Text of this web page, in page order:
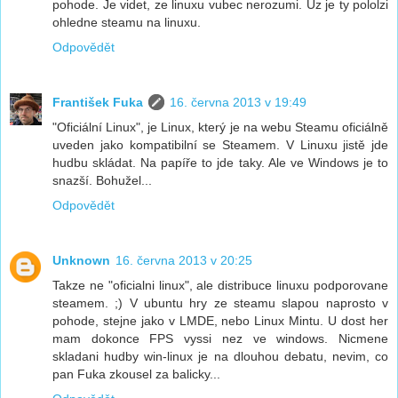
pohode. Je videt, ze linuxu vubec nerozumi. Uz je ty pololzi
ohledne steamu na linuxu.
Odpovědět
František Fuka
16. června 2013 v 19:49
"Oficiální Linux", je Linux, který je na webu Steamu oficiálně
uveden jako kompatibilní se Steamem. V Linuxu jistě jde
hudbu skládat. Na papíře to jde taky. Ale ve Windows je to
snazší. Bohužel...
Odpovědět
Unknown 16. června 2013 v 20:25
Takze ne "oficialni linux", ale distribuce linuxu podporovane
steamem. ;) V ubuntu hry ze steamu slapou naprosto v
pohode, stejne jako v LMDE, nebo Linux Mintu. U dost her
mam dokonce FPS vyssi nez ve windows. Nicmene
skladani hudby win-linux je na dlouhou debatu, nevim, co
pan Fuka zkousel za balicky...